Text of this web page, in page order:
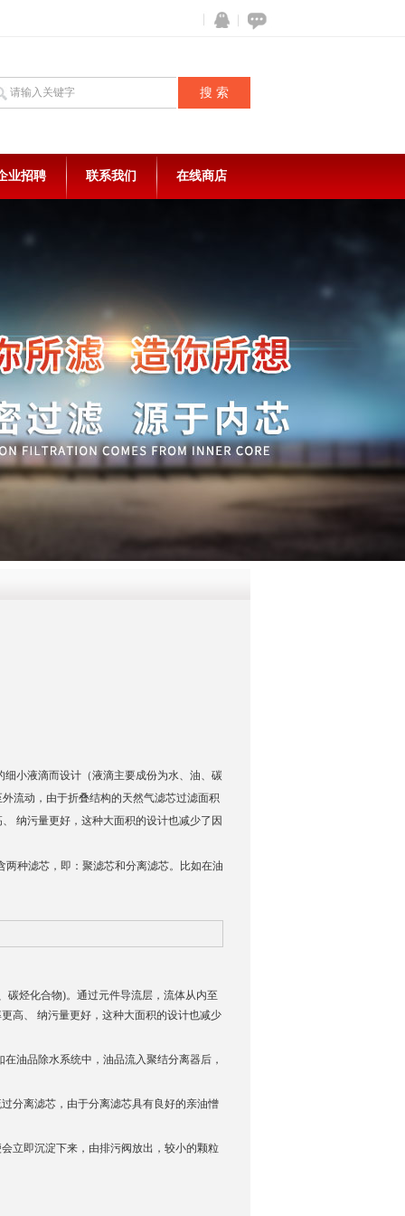
在线咨
QQ
业招聘 联系我们 在线商店
小液滴而设计（液滴主要成份为水、油、碳
流动，由于折叠结构的天然气滤芯过滤面积
纳污量更好，这种大面积的设计也减少了因
种滤芯，即：聚滤芯和分离滤芯。比如在油
碳烃化合物)。通过元件导流层，流体从内至
高、 纳污量更好，这种大面积的设计也减少
油品除水系统中，油品流入聚结分离器后，
分离滤芯，由于分离滤芯具有良好的亲油憎
立即沉淀下来，由排污阀放出，较小的颗粒